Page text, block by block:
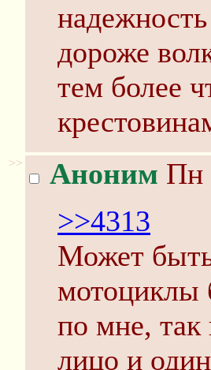
дороже
тем более
>> Аноним Пн
>>4313
Может
мотоциклы
по мне, так
лицо и